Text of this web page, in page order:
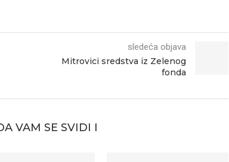
sledeća objava
Mitrovici sredstva iz Zelenog
fonda
VAM SE SVIDI I